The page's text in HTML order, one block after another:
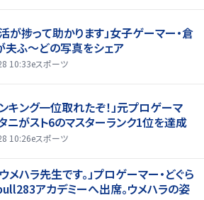
が捗って助かります」女子ゲーマー・倉
夫ふ～どの写真をシェア
10:33eスポーツ
キング一位取れたぞ！」元プロゲーマ
ニがスト6のマスターランク1位を達成
10:26eスポーツ
メハラ先生です。」プロゲーマー・どぐら
アカデミーへ出席。ウメハラの姿